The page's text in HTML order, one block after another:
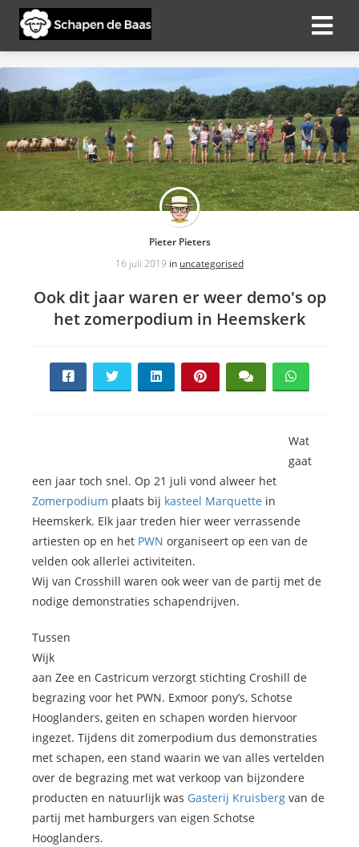
Pieter Pieters
16 juli 2019 in uncategorised
Ook dit jaar waren er weer demo's op
het zomerpodium in Heemskerk
Wat
gaat
een jaar toch snel. Op 21 juli vond alweer het
Zomerpodium plaats bij kasteel Marquette in
Heemskerk. Elk jaar treden hier weer verrassende
artiesten op en het PWN organiseert op een van de
velden ook allerlei activiteiten.
Wij van Crosshill waren ook weer van de partij met de
nodige demonstraties schapendrijven.
Tussen
Wijk
aan Zee en Castricum verzorgt stichting Croshill de
begrazing voor het PWN. Exmoor pony’s, Schotse
Hooglanders, geiten en schapen worden hiervoor
ingezet. Tijdens dit zomerpodium dus demonstraties
met schapen, een stand waarin we van alles vertelden
over de begrazing met wat verkoop van bijzondere
producten en natuurlijk was Gasterij Kruisberg van de
partij met hamburgers van eigen Schotse
Hooglanders.
policy
worden
over
van
op
gebruikt
te
Hierdoor